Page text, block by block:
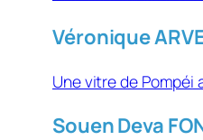
Véronique
Une vitre de Pompéi
Souen Deva